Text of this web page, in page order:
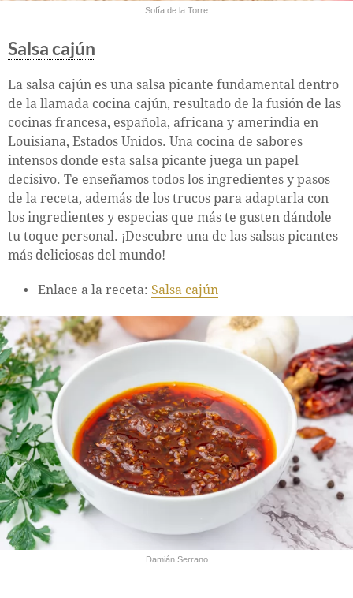
Sofía de la Torre
Salsa cajún
La salsa cajún es una salsa picante fundamental dentro
de la llamada cocina cajún, resultado de la fusión de las
cocinas francesa, española, africana y amerindia en
Louisiana, Estados Unidos. Una cocina de sabores
intensos donde esta salsa picante juega un papel
decisivo. Te enseñamos todos los ingredientes y pasos
de la receta, además de los trucos para adaptarla con
los ingredientes y especias que más te gusten dándole
tu toque personal. ¡Descubre una de las salsas picantes
más deliciosas del mundo!
Enlace a la receta: Salsa cajún
Damián Serrano